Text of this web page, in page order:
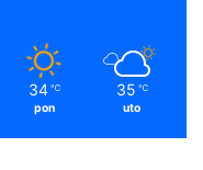
34 ℃
pon
35 ℃
uto